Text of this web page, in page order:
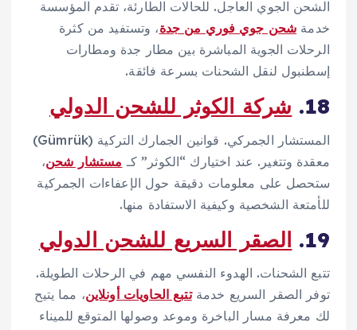
الشحن الجوي العاجل. للحالات الطارئة، تقدم المؤسسة
خدمة شحن جوي فوري من جدة، وتستفيد من كثرة
الرحلات الجوية المباشرة بين مطار جدة ومطارات
إسطنبول لنقل الشحنات بسرعة فائقة.
18. شركة الكوثر للشحن الدولي
المستشار الجمركي. قوانين الجمارك التركية (Gümrük)
معقدة وتتغير. عند اختيارك “الكوثر” كـ مستشار شحن،
ستحصل على معلومات دقيقة حول الإعفاءات الجمركية
للأمتعة الشخصية وكيفية الاستفادة منها.
19. الصقر السريع للشحن الدولي
تتبع الشحنات. الهدوء النفسي مهم في الرحلات الطويلة.
توفر الصقر السريع خدمةتتبع الحاويات أونلاين، مما يتيح
لك معرفة مسار الباخرة وموعد وصولها المتوقع للميناء